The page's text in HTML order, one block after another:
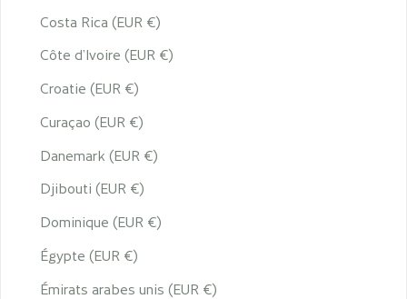
Costa Rica (EUR €)
Côte d’Ivoire (EUR €)
Croatie (EUR €)
Curaçao (EUR €)
Danemark (EUR €)
Djibouti (EUR €)
Dominique (EUR €)
Égypte (EUR €)
Émirats arabes unis (EUR €)